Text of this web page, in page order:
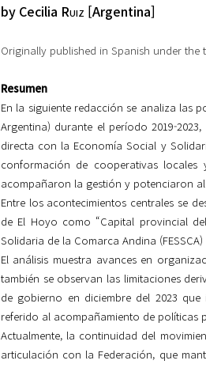
by Cecilia Ruiz [Argentina]
Originally published in Spanish under the
Resumen
En la siguiente redacción se analiza las
Argentina) durante el período 2019-
directa con la Economía Social y
conformación de cooperativas
acompañaron la gestión y potenciaron
Entre los acontecimientos centrales se
de El Hoyo como “Capital provincial
Solidaria de la Comarca Andina
El análisis muestra avances en
también se observan las limitaciones
de gobierno en diciembre del 2023
referido al acompañamiento de políticas
Actualmente, la continuidad del
articulación con la Federación, que